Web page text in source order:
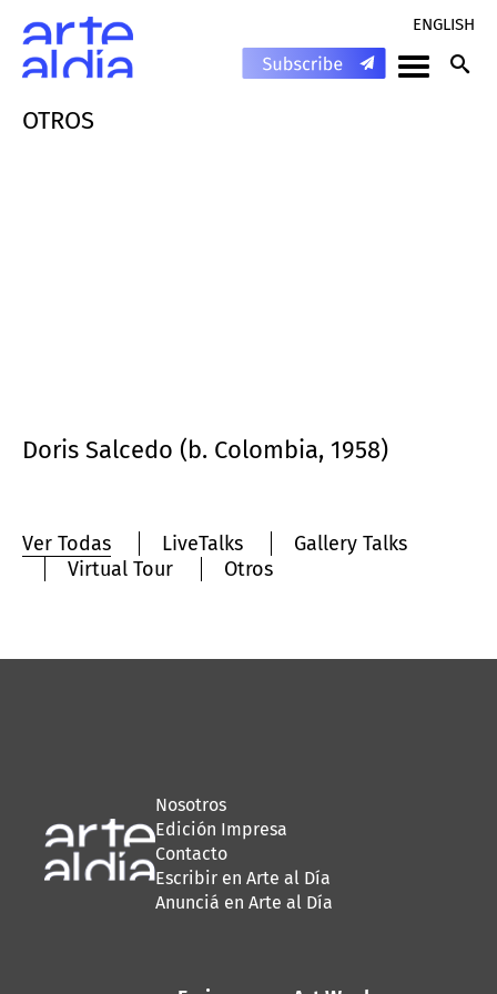
ENGLISH
OTROS
Doris Salcedo (b. Colombia, 1958)
Ver Todas LiveTalks
Gallery Talks
Virtual Tour
Otros
Nosotros
Edición Impresa
Contacto
Escribir en Arte al Día
Anunciá en Arte al Día